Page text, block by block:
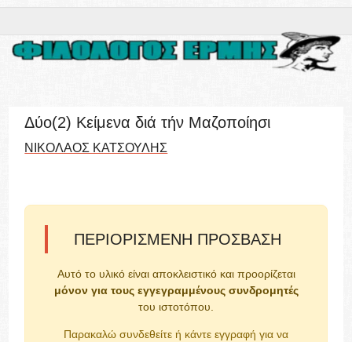
Δύο(2) Κείμενα διά τήν Μαζοποίησι
ΝΙΚΟΛΑΟΣ ΚΑΤΣΟΥΛΗΣ
ΠΕΡΙΟΡΙΣΜΈΝΗ ΠΡΌΣΒΑΣΗ
Αυτό το υλικό είναι αποκλειστικό και προορίζεται
μόνον για τους εγγεγραμμένους συνδρομητές
του ιστοτόπου.
Παρακαλώ συνδεθείτε ή κάντε εγγραφή για να